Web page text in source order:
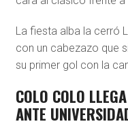
La fiesta alba la cerró
con un cabezazo que
su primer gol con la
COLO COLO
ANTE